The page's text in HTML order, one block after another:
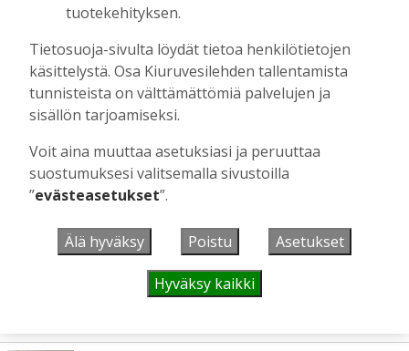
Hanna Soini
Liikuntasalin purku kovaa vauhtia
käynnissä – Pihalla kaivuutöitä jarruttaa
kallio
Tilaajille
Kuinka kauan Kiuruveden pyöräteiden
annetaan rapistua?
tuotekehityksen.
Tietosuoja-sivulta löydät tietoa henkilötietojen
käsittelystä. Osa Kiuruvesilehden tallentamista
tunnisteista on välttämättömiä palvelujen ja
sisällön tarjoamiseksi.
Voit aina muuttaa asetuksiasi ja peruuttaa
suostumuksesi valitsemalla sivustoilla
”evästeasetukset”.
Älä hyväksy Poistu Asetukset
Hyväksy kaikki